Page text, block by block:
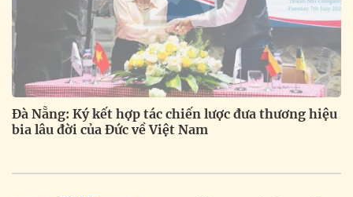
Đà Nẵng: Ký kết hợp tác chiến lược đưa thương hiệu
bia lâu đời của Đức về Việt Nam